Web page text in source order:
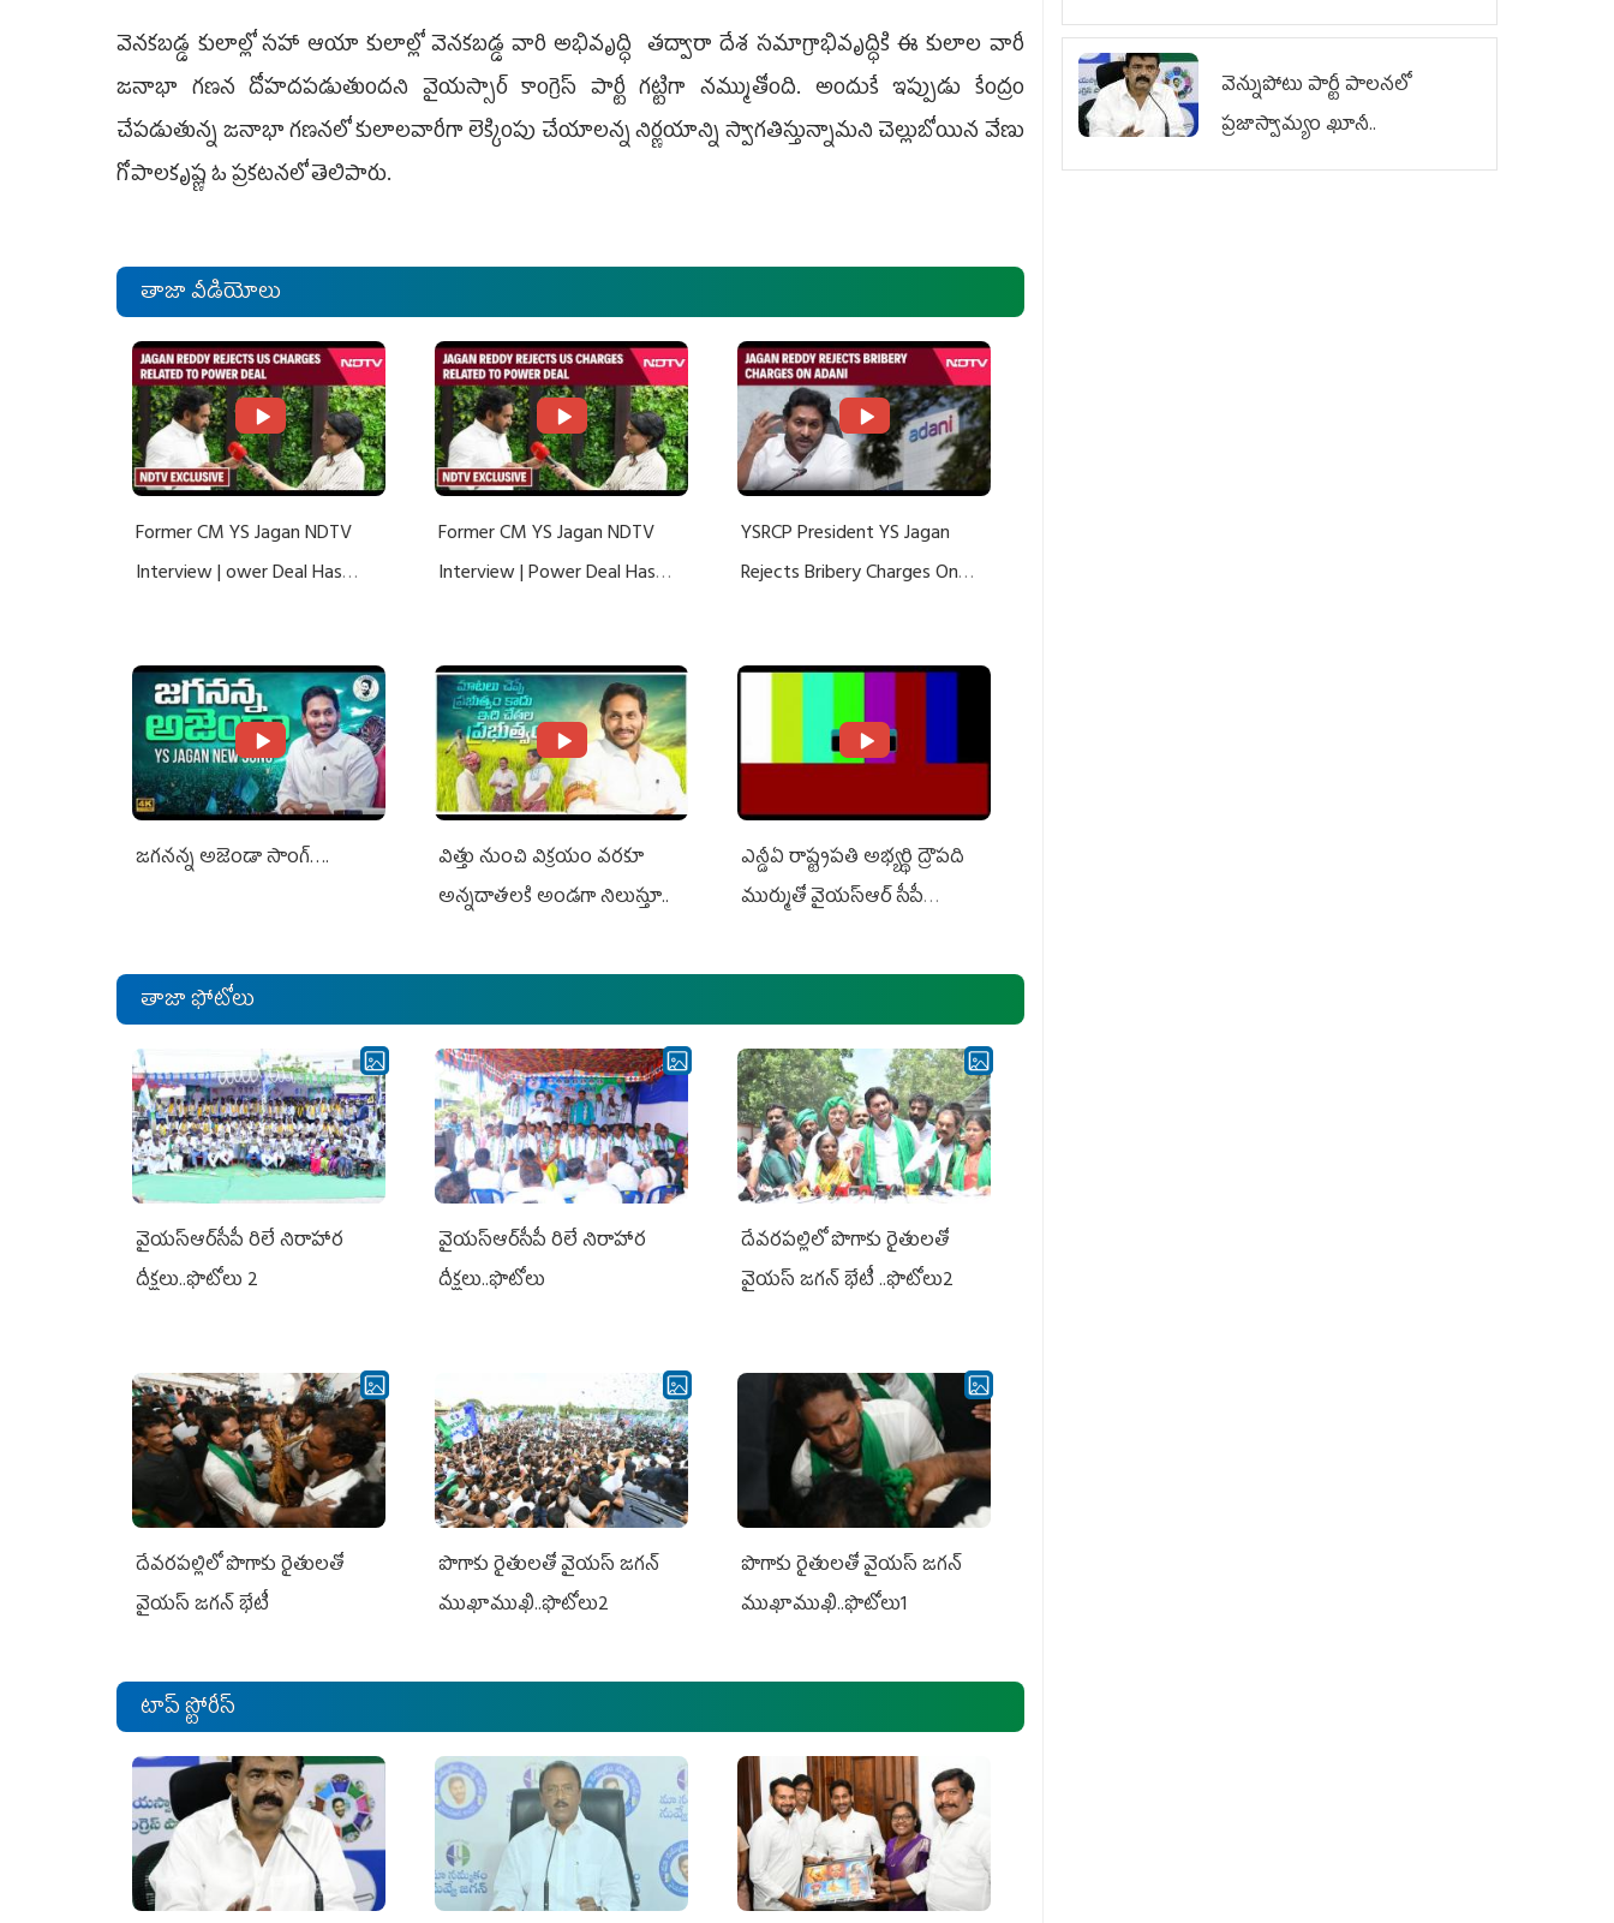
వెనకబడ్డ కులాల్లో సహా ఆయా కులాల్లో వెనకబడ్డ వారి అభివృద్ధి తద్వారా దేశ సమాగ్రాభివృద్ధికి ఈ కులాల వారీ
జనాభా గణన దోహదపడుతుందని వైయస్సార్‌ కాంగ్రెస్‌ పార్టీ గట్టిగా నమ్ముతోంది. అందుకే ఇప్పుడు కేంద్రం
చేపడుతున్న జనాభా గణనలో కులాలవారీగా లెక్కింపు చేయాలన్న నిర్ణయాన్ని స్వాగతిస్తున్నామ‌ని చెల్లుబోయిన వేణు
గోపాలకృష్ణ ఓ ప్ర‌క‌ట‌న‌లో తెలిపారు.
తాజా వీడియోలు
Former CM YS Jagan NDTV
Interview | ower Deal Has
Former CM YS Jagan NDTV
Interview | Power Deal Has
YSRCP President YS Jagan
Rejects Bribery Charges On
జగనన్న అజెండా సాంగ్….
విత్తు నుంచి విక్రయం వరకూ
అన్నదాతలకి అండగా నిలుస్తూ..
ఎన్డీఏ రాష్ట్ర‌ప‌తి అభ్య‌ర్థి ద్రౌప‌ది
ముర్ముతో వైయ‌స్ఆర్ సీపీ
ఎమ్మెల్యేలు, ఎంపీల స‌మావేశం
తాజా ఫోటోలు
వైయ‌స్ఆర్‌సీపీ రిలే నిరాహార
దీక్షలు..ఫొటోలు 2
వైయ‌స్ఆర్‌సీపీ రిలే నిరాహార
దీక్షలు..ఫొటోలు
దేవరపల్లిలో పొగాకు రైతులతో
వైయస్ జగన్ భేటీ ..ఫొటోలు2
దేవరపల్లిలో పొగాకు రైతులతో
వైయస్ జగన్ భేటీ
పొగాకు రైతుల‌తో వైయ‌స్ జ‌గ‌న్
ముఖాముఖి..ఫొటోలు2
పొగాకు రైతుల‌తో వైయ‌స్ జ‌గ‌న్
ముఖాముఖి..ఫొటోలు1
టాప్ స్టోరీస్
వెన్నుపోటు పార్టీ పాలనలో
ప్రజాస్వామ్యం ఖూనీ..